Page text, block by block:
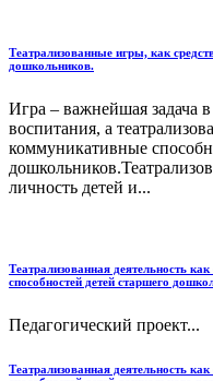
Театрализованные игры, как
дошкольников.
Игра – важнейшая задача
воспитания, а
коммуникативные
личность детей и...
Театрализованная деятельность
способностей детей старшего
Педагогический проект...
Театрализованная деятельность